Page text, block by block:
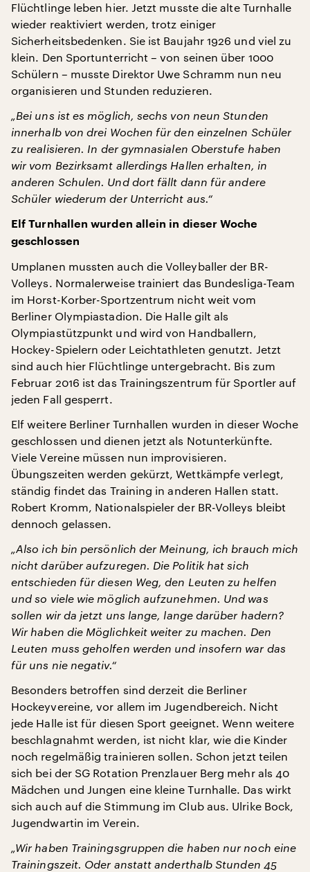
Flüchtlinge leben hier. Jetzt musste die alte Turnhalle
wieder reaktiviert werden, trotz einiger
Sicherheitsbedenken. Sie ist Baujahr 1926 und viel zu
klein. Den Sportunterricht – von seinen über 1000
Schülern – musste Direktor Uwe Schramm nun neu
organisieren und Stunden reduzieren.
„Bei uns ist es möglich, sechs von neun Stunden
innerhalb von drei Wochen für den einzelnen Schüler
zu realisieren. In der gymnasialen Oberstufe haben
wir vom Bezirksamt allerdings Hallen erhalten, in
anderen Schulen. Und dort fällt dann für andere
Schüler wiederum der Unterricht aus.“
Elf Turnhallen wurden allein in dieser Woche
geschlossen
Umplanen mussten auch die Volleyballer der BR-
Volleys. Normalerweise trainiert das Bundesliga-Team
im Horst-Korber-Sportzentrum nicht weit vom
Berliner Olympiastadion. Die Halle gilt als
Olympiastützpunkt und wird von Handballern,
Hockey-Spielern oder Leichtathleten genutzt. Jetzt
sind auch hier Flüchtlinge untergebracht. Bis zum
Februar 2016 ist das Trainingszentrum für Sportler auf
jeden Fall gesperrt.
Elf weitere Berliner Turnhallen wurden in dieser Woche
geschlossen und dienen jetzt als Notunterkünfte.
Viele Vereine müssen nun improvisieren.
Übungszeiten werden gekürzt, Wettkämpfe verlegt,
ständig findet das Training in anderen Hallen statt.
Robert Kromm, Nationalspieler der BR-Volleys bleibt
dennoch gelassen.
„Also ich bin persönlich der Meinung, ich brauch mich
nicht darüber aufzuregen. Die Politik hat sich
entschieden für diesen Weg, den Leuten zu helfen
und so viele wie möglich aufzunehmen. Und was
sollen wir da jetzt uns lange, lange darüber hadern?
Wir haben die Möglichkeit weiter zu machen. Den
Leuten muss geholfen werden und insofern war das
für uns nie negativ.“
Besonders betroffen sind derzeit die Berliner
Hockeyvereine, vor allem im Jugendbereich. Nicht
jede Halle ist für diesen Sport geeignet. Wenn weitere
beschlagnahmt werden, ist nicht klar, wie die Kinder
noch regelmäßig trainieren sollen. Schon jetzt teilen
sich bei der SG Rotation Prenzlauer Berg mehr als 40
Mädchen und Jungen eine kleine Turnhalle. Das wirkt
sich auch auf die Stimmung im Club aus. Ulrike Bock,
Jugendwartin im Verein.
„Wir haben Trainingsgruppen die haben nur noch eine
Trainingszeit. Oder anstatt anderthalb Stunden 45